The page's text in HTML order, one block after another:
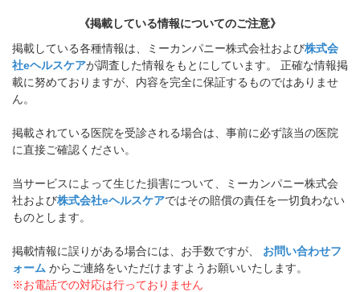
《掲載している情報についてのご注意》
掲載している各種情報は、ミーカンパニー株式会社および株式会
社eヘルスケアが調査した情報をもとにしています。 正確な情報掲
載に努めておりますが、内容を完全に保証するものではありませ
ん。
掲載されている医院を受診される場合は、事前に必ず該当の医院
に直接ご確認ください。
当サービスによって生じた損害について、ミーカンパニー株式会
社および株式会社eヘルスケアではその賠償の責任を一切負わない
ものとします。
掲載情報に誤りがある場合には、お手数ですが、
お問い合わせフ
ォーム からご連絡をいただけますようお願いいたします。
※お電話での対応は行っておりません